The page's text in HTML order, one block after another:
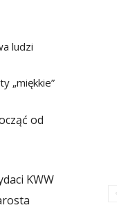
ludzi
„miękkie”
od
KWW